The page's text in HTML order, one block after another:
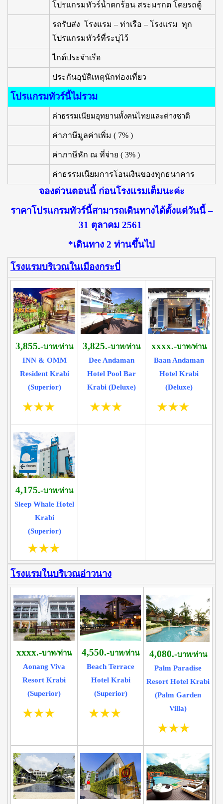
โปรแกรมทัวร์น้ำตกร้อน สระมรกต โดยรถตู้
รถรับส่ง โรงแรม – ท่าเรือ – โรงแรม ทุก
โปรแกรมทัวร์ที่ระบุไว้
ไกด์ประจำเรือ
ประกันอุบัติเหตุนักท่องเที่ยว
โปรแกรมทัวร์นี้ไม่รวม
ค่าธรรมเนียมอุทยานทั้งคนไทยและต่างชาติ
ค่าภาษีมูลค่าเพิ่ม ( 7% )
ค่าภาษีหัก ณ ที่จ่าย ( 3% )
ค่าธรรมเนียมการโอนเงินของทุกธนาคาร
จองด่วนตอนนี้ ก่อนโรงแรมเต็มนะค่ะ
ราคาโปรแกรมทัวร์นี้สามารถเดินทางได้ตั้งแต่วันนี้ –
31 ตุลาคม 2561
*เดินทาง 2 ท่านขึ้นไป
โรงแรมบริเวณในเมืองกระบี่
3,855.-บาท/ท่าน
INN & OMM
Resident Krabi
(Superior)
3,825.-บาท/ท่าน
Dee Andaman
Hotel Pool Bar
Krabi (Deluxe)
xxxx.-บาท/ท่าน
Baan Andaman
Hotel Krabi
(Deluxe)
4,175.-บาท/ท่าน
Sleep Whale Hotel
Krabi
(Superior)
โรงแรมในบริเวณอ่าวนาง
xxxx.-บาท/ท่าน
Aonang Viva
Resort Krabi
(Superior)
4,550.-บาท/ท่าน
Beach Terrace
Hotel Krabi
(Superior)
4,080.-บาท/ท่าน
Palm Paradise
Resort Hotel Krabi
(Palm Garden
Villa)